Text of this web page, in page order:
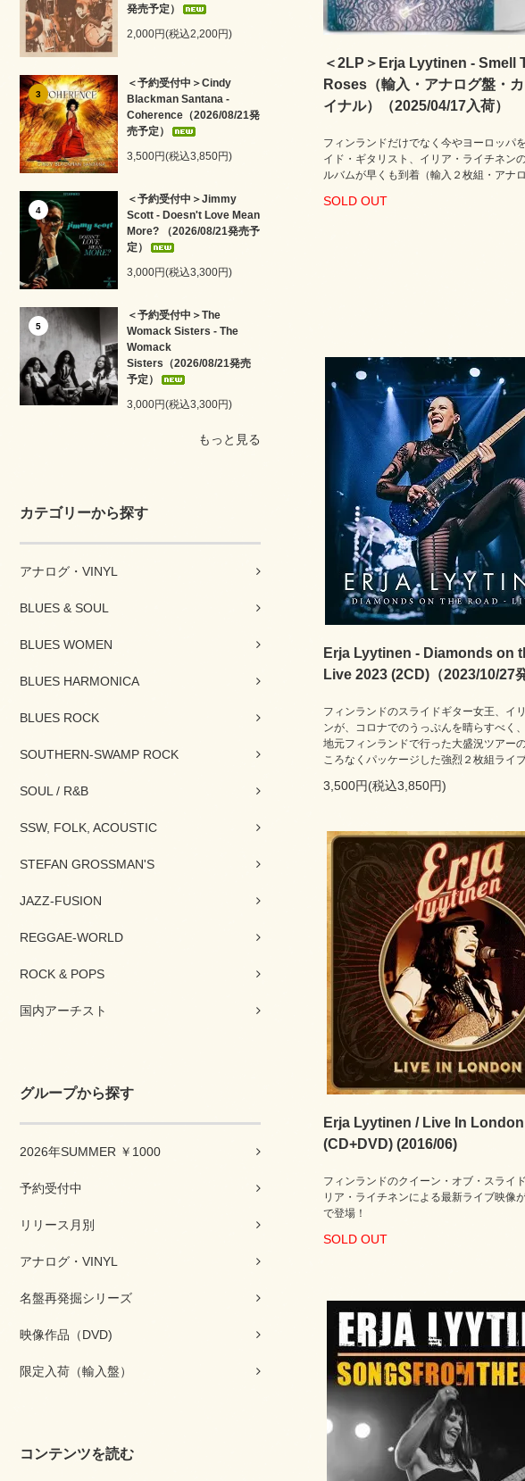
発売予定）
2,000円(税込2,200円)
3
＜予約受付中＞Cindy
Blackman Santana -
Coherence（2026/08/21発
売予定）
3,500円(税込3,850円)
4
＜予約受付中＞Jimmy
Scott - Doesn't Love Mean
More? （2026/08/21発売予
定）
3,000円(税込3,300円)
5
＜予約受付中＞The
Womack Sisters - The
Womack
Sisters（2026/08/21発売
予定）
3,000円(税込3,300円)
もっと見る
カテゴリーから探す
アナログ・VINYL
BLUES & SOUL
BLUES WOMEN
BLUES HARMONICA
BLUES ROCK
SOUTHERN-SWAMP ROCK
SOUL / R&B
SSW, FOLK, ACOUSTIC
STEFAN GROSSMAN'S
JAZZ-FUSION
REGGAE-WORLD
ROCK & POPS
国内アーチスト
グループから探す
2026年SUMMER ￥1000
予約受付中
リリース月別
アナログ・VINYL
名盤再発掘シリーズ
映像作品（DVD)
限定入荷（輸入盤）
コンテンツを読む
＜2LP＞Erja Lyytinen - Smell
Roses（輸入・アナログ盤・
イナル）（2025/04/17入荷）
フィンランドだけでなく今やヨーロッパ
イド・ギタリスト、イリア・ライチネン
ルバムが早くも到着（輸入２枚組・アナ
SOLD OUT
Erja Lyytinen - Diamonds on
Live 2023 (2CD)（2023/10/27
フィンランドのスライドギター女王、イ
ンが、コロナでのうっぷんを晴らすべく
地元フィンランドで行った大盛況ツアー
ころなくパッケージした強烈２枚組ライ
3,500円(税込3,850円)
Erja Lyytinen / Live In London
(CD+DVD) (2016/06)
フィンランドのクイーン・オブ・スライ
リア・ライチネンによる最新ライブ映像
で登場！
SOLD OUT